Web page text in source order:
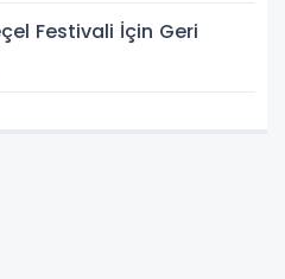
Festivali İçin Geri